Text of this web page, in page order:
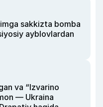
sakkizta bomba
ayblovlardan
va “Izvarino
— Ukraina